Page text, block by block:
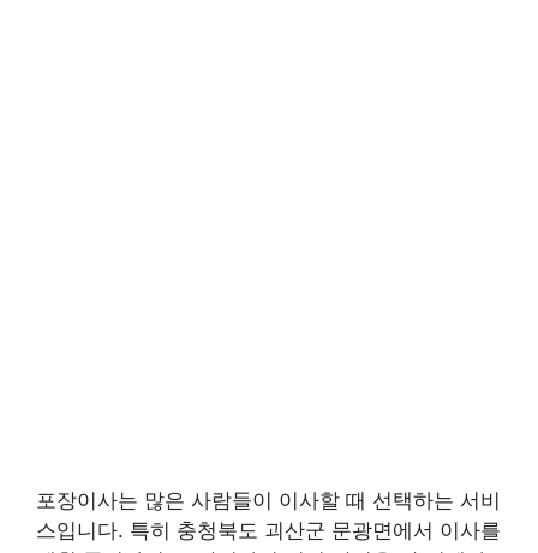
포장이사는 많은 사람들이 이사할 때 선택하는 서비
스입니다. 특히 충청북도 괴산군 문광면에서 이사를